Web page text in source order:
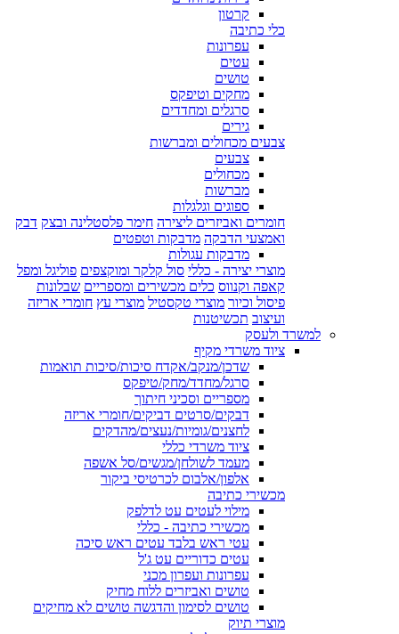
קרטון
כלי כתיבה
עפרונות
עטים
טושים
מחקים וטיפקס
סרגלים ומחדדים
גירים
צבעים מכחולים ומברשות
צבעים
מכחולים
מברשות
ספוגים וגלגלות
חומרים ואביזרים ליצירה חימר פלסטלינה ובצק דבק
ואמצעי הדבקה מדבקות וטפטים
מדבקות עגולות
מוצרי יצירה - כללי סול קלקר ומוקצפים פוליגל ומפל
קאפה וקנווס כלים מכשירים ומספריים שבלונות
פיסול וכיור מוצרי טקסטיל מוצרי עץ חומרי אריזה
ועיצוב תכשיטנות
למשרד ולעסק
ציוד משרדי מקיף
שדכן/מנקב/אקדח סיכות/סיכות תואמות
סרגל/מחדד/מחק/טיפקס
מספריים וסכיני חיתוך
דבקים/סרטים דביקים/חומרי אריזה
לחצנים/גומיות/נעצים/מהדקים
ציוד משרדי כללי
מעמד לשולחן/מגשים/סל אשפה
אלפון/אלבום לכרטיסי ביקור
מכשירי כתיבה
מילוי לעטים עט לדלפק
מכשירי כתיבה - כללי
עטי ראש בלבד עטים ראש סיכה
עטים כדוריים עט ג'ל
עפרונות ועפרון מכני
טושים ואביזרים ללוח מחיק
טושים לסימון והדגשה טושים לא מחיקים
מוצרי תיוק